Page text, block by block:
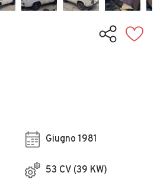
Giugno 1981
53 CV (39 KW)